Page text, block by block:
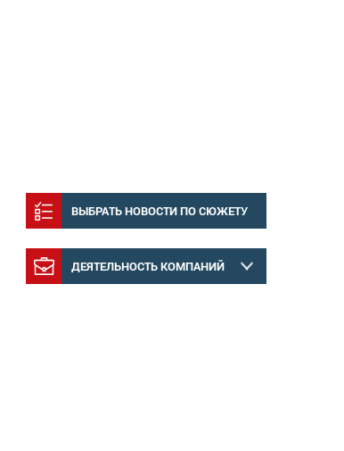
ВЫБРАТЬ НОВОСТИ ПО СЮЖЕТУ
ДЕЯТЕЛЬНОСТЬ КОМПАНИЙ